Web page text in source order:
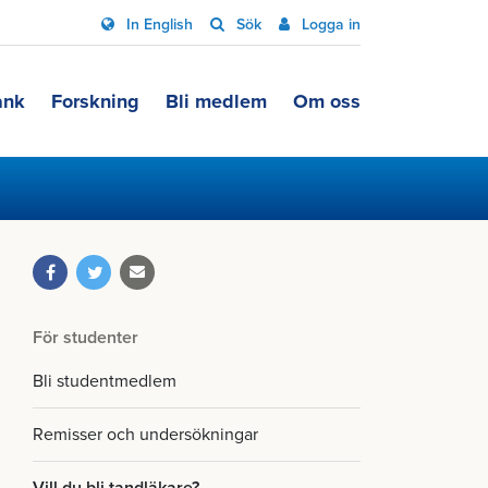
In English Sök Logga in
Forskning Bli medlem Om oss
För studenter
Bli studentmedlem
Remisser och undersökningar